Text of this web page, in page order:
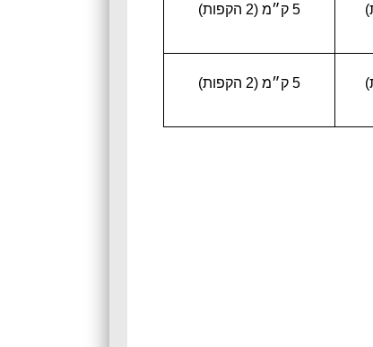
5 ק״מ (2 הקפות)
5 ק״מ (2 הקפות)